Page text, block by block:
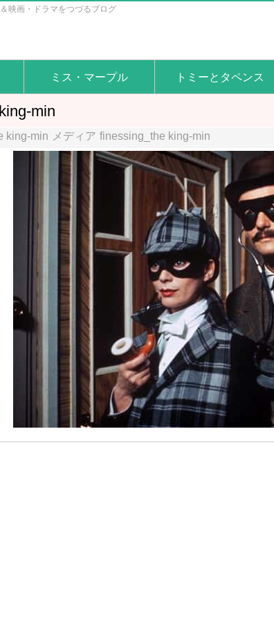
映画・ドラマをつづるブログ
ミス・マープル トミーとタペンス
min
king-min メディア finessing_the king-min